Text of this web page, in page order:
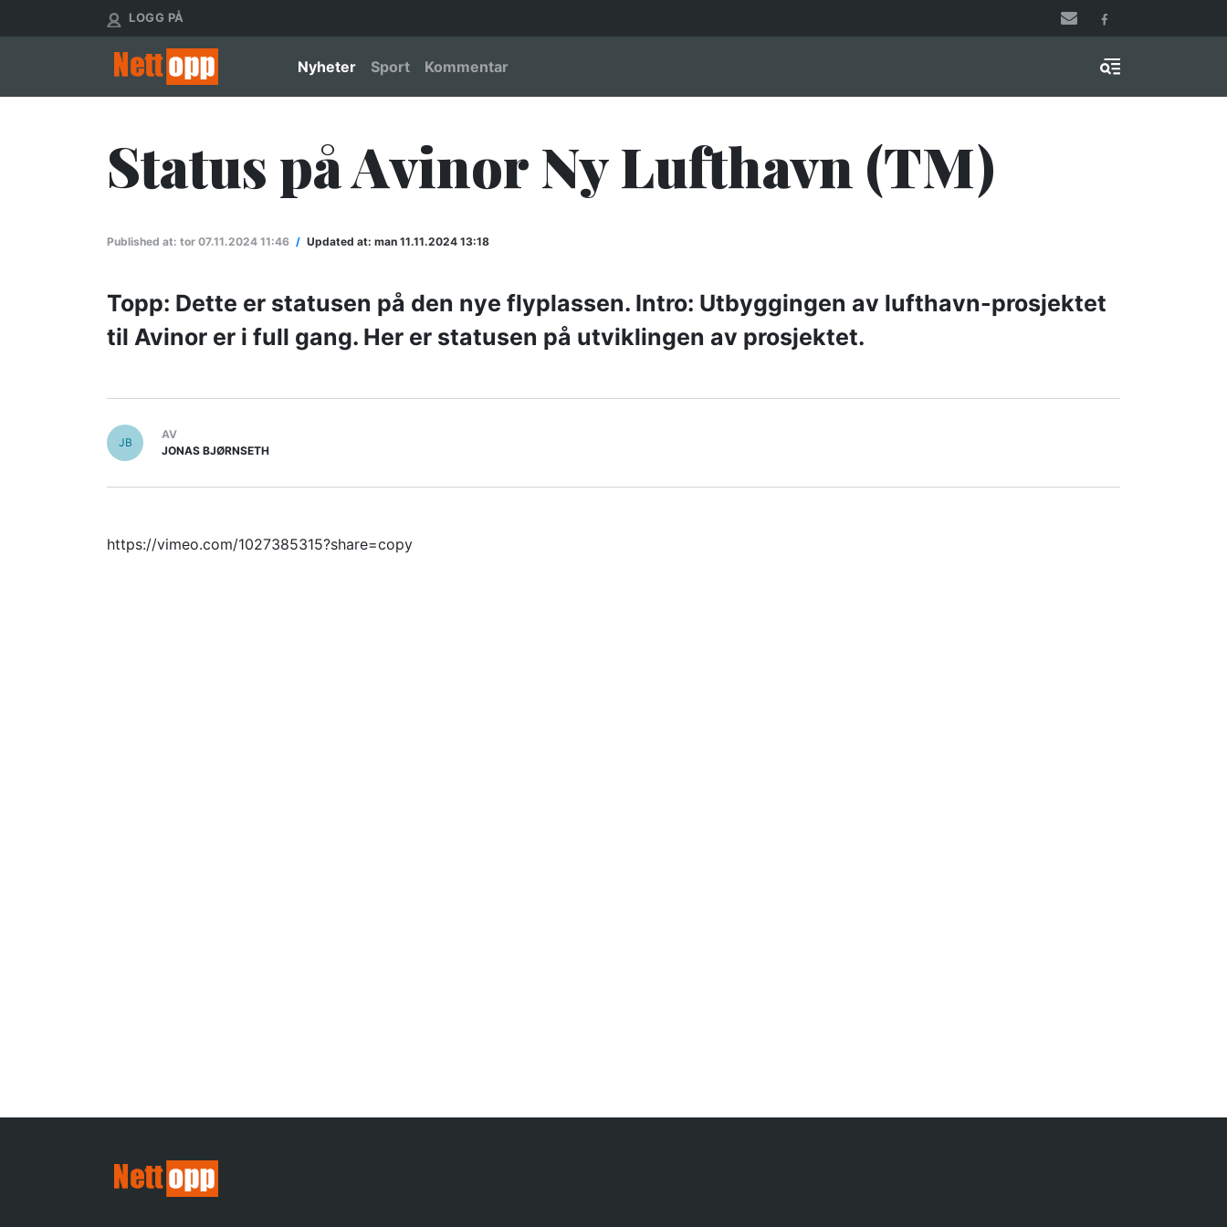
til
User account menu
LOGG PÅ
Main navigation
Nyheter Sport Kommentar
Menu & Search
Status på Avinor Ny Lufthavn (TM)
Published at: tor 07.11.2024 11:46 / Updated at: man 11.11.2024 13:18
Topp: Dette er statusen på den nye flyplassen. Intro: Utbyggingen av lufthavn-prosjektet
til Avinor er i full gang. Her er statusen på utviklingen av prosjektet.
JB
AV
JONAS BJØRNSETH
https://vimeo.com/1027385315?share=copy